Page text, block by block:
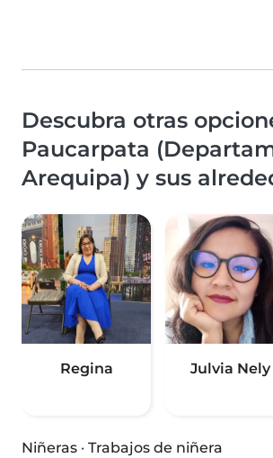
Descubra otras
Paucarpata
Arequipa) y sus
Regina Julvia Nely
Niñeras · Trabajos de niñera